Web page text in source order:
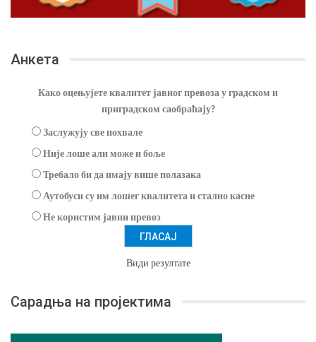
Анкета
Како оцењујете квалитет јавног превоза у градском и
приградском саобраћају?
Заслужују све похвале
Није лоше али може и боље
Требало би да имају више полазака
Аутобуси су им лошег квалитета и стално касне
Не користим јавни превоз
Види резултате
Сарадња на пројектима